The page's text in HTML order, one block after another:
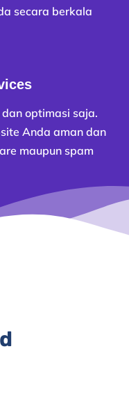
secara berkala
optimasi saja.
Anda aman dan
maupun spam